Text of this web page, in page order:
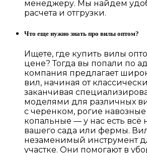
менеджеру. Мы найдем
расчета и отгрузки.
Что еще нужно знать про вилы оптом?
Ищете, где купить вилы
цене? Тогда вы попали по
компания предлагает
вил, начиная от
заканчивая
моделями для различных
с черенком, рогие
копальные — у нас есть всё
вашего сада или фермы.
незаменимый инструмент
участке. Они помогают в